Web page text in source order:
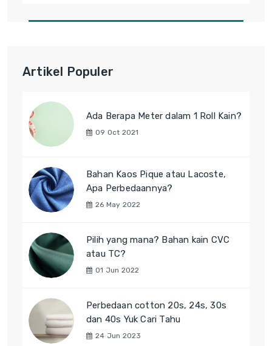
Artikel Populer
Ada Berapa Meter dalam 1 Roll Kain?
09 Oct 2021
Bahan Kaos Pique atau Lacoste,
Apa Perbedaannya?
26 May 2022
Pilih yang mana? Bahan kain CVC
atau TC?
01 Jun 2022
Perbedaan cotton 20s, 24s, 30s
dan 40s Yuk Cari Tahu
24 Jun 2023